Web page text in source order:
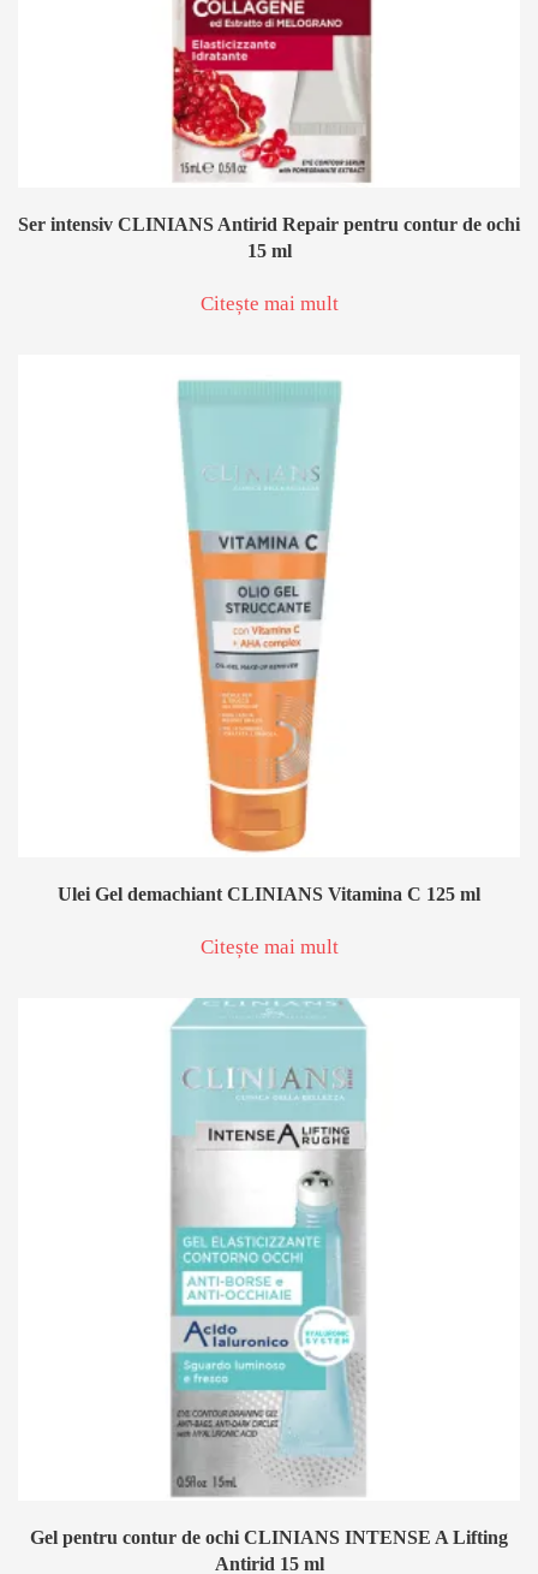
Ser intensiv CLINIANS Antirid Repair pentru contur de ochi
15 ml
Citește mai mult
Ulei Gel demachiant CLINIANS Vitamina C 125 ml
Citește mai mult
Gel pentru contur de ochi CLINIANS INTENSE A Lifting
Antirid 15 ml